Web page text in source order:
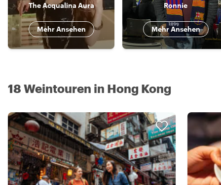
The Acqualina Aura
Mehr Ansehen
Ronnie
Mehr Ansehen
18 Weintouren in Hong Kong